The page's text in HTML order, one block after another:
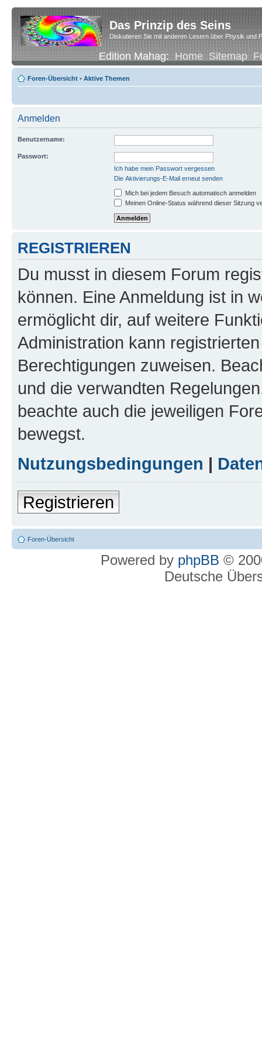
Das Prinzip des Seins
Diskutieren Sie mit anderen Lesern über Physik und
Edition Mahag:Home Sitemap
Foren-Übersicht • Aktive Themen
Anmelden
Benutzername:
Passwort:
Ich habe mein Passwort vergessen
Die Aktivierungs-E-Mail erneut senden
Mich bei jedem Besuch automatisch anmelden
Meinen Online-Status während dieser Sitzung
REGISTRIEREN
Du musst in diesem Forum
können. Eine Anmeldung ist in
ermöglicht dir, auf weitere
Administration kann
Berechtigungen zuweisen.
und die verwandten
beachte auch die jeweiligen
bewegst.
Nutzungsbedingungen |
Registrieren
Foren-Übersicht
Powered by phpBB ©
Deutsche